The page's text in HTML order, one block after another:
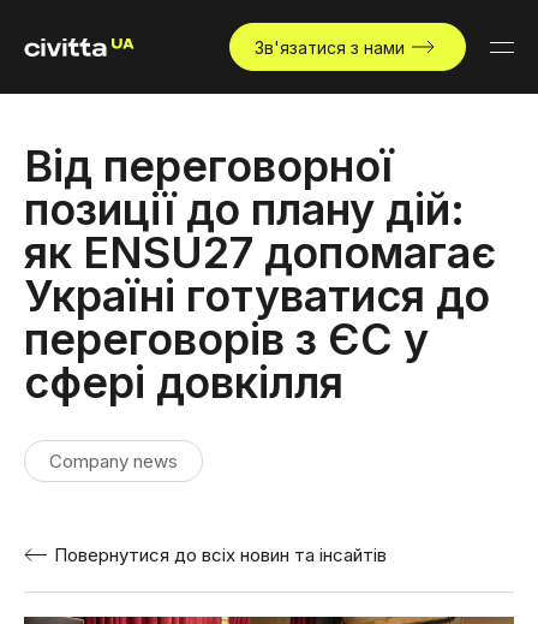
Зв'язатися з нами
Від переговорної
позиції до плану дій:
як ENSU27 допомагає
Україні готуватися до
переговорів з ЄС у
сфері довкілля
Company news
Повернутися до всіх новин та інсайтів